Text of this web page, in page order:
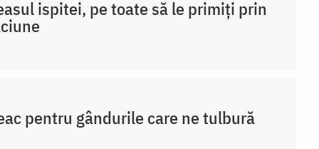
ispitei, pe toate să le primiți prin
pentru gândurile care ne tulbură